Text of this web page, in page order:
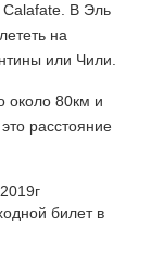
Calafate. В Эль
на
или Чили.
около 80км и
расстояние
билет в